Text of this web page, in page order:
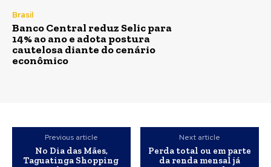
Brasil
Banco Central reduz Selic para
14% ao ano e adota postura
cautelosa diante do cenário
econômico
Previous article
No Dia das Mães,
Taguatinga Shopping
Next article
Perda total ou em parte
da renda mensal já